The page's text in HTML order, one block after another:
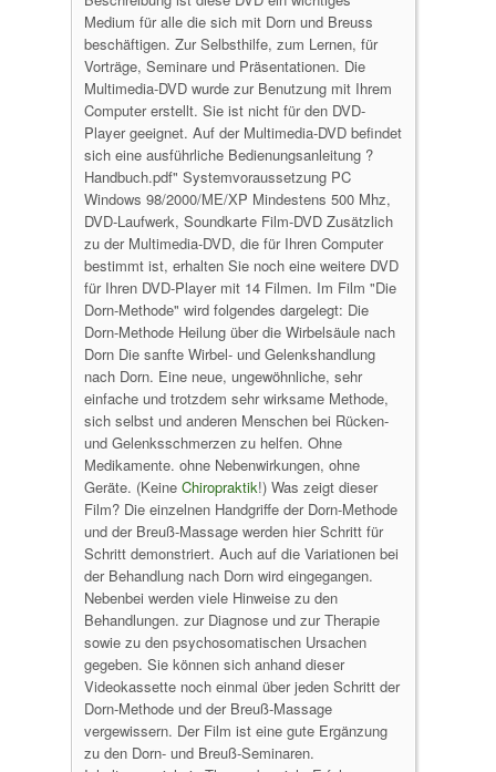
Medium für alle die sich mit Dorn und Breuss
beschäftigen. Zur Selbsthilfe, zum Lernen, für
Vorträge, Seminare und Präsentationen. Die
Multimedia-DVD wurde zur Benutzung mit Ihrem
Computer erstellt. Sie ist nicht für den DVD-
Player geeignet. Auf der Multimedia-DVD befindet
sich eine ausführliche Bedienungsanleitung ?
Handbuch.pdf" Systemvoraussetzung PC
Windows 98/2000/ME/XP Mindestens 500 Mhz,
DVD-Laufwerk, Soundkarte Film-DVD Zusätzlich
zu der Multimedia-DVD, die für Ihren Computer
bestimmt ist, erhalten Sie noch eine weitere DVD
für Ihren DVD-Player mit 14 Filmen. Im Film "Die
Dorn-Methode" wird folgendes dargelegt: Die
Dorn-Methode Heilung über die Wirbelsäule nach
Dorn Die sanfte Wirbel- und Gelenkshandlung
nach Dorn. Eine neue, ungewöhnliche, sehr
einfache und trotzdem sehr wirksame Methode,
sich selbst und anderen Menschen bei Rücken-
und Gelenksschmerzen zu helfen. Ohne
Medikamente. ohne Nebenwirkungen, ohne
Geräte. (Keine Chiropraktik!) Was zeigt dieser
Film? Die einzelnen Handgriffe der Dorn-Methode
und der Breuß-Massage werden hier Schritt für
Schritt demonstriert. Auch auf die Variationen bei
der Behandlung nach Dorn wird eingegangen.
Nebenbei werden viele Hinweise zu den
Behandlungen. zur Diagnose und zur Therapie
sowie zu den psychosomatischen Ursachen
gegeben. Sie können sich anhand dieser
Videokassette noch einmal über jeden Schritt der
Dorn-Methode und der Breuß-Massage
vergewissern. Der Film ist eine gute Ergänzung
zu den Dorn- und Breuß-Seminaren.